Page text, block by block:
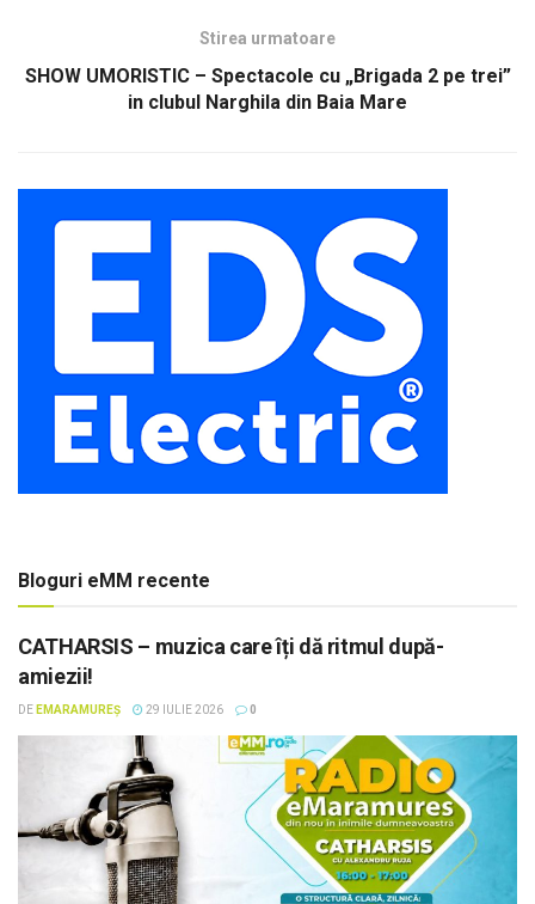
Stirea urmatoare
SHOW UMORISTIC – Spectacole cu „Brigada 2 pe trei”
in clubul Narghila din Baia Mare
Bloguri eMM recente
CATHARSIS – muzica care îți dă ritmul după-
amiezii!
DE EMARAMUREȘ 29 IULIE 2026 0